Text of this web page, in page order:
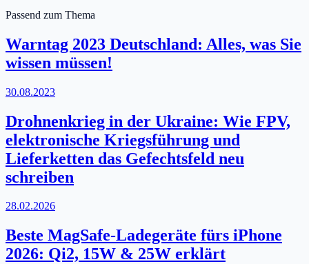
Passend zum Thema
Warntag 2023 Deutschland: Alles, was Sie
wissen müssen!
30.08.2023
Drohnenkrieg in der Ukraine: Wie FPV,
elektronische Kriegsführung und
Lieferketten das Gefechtsfeld neu
schreiben
28.02.2026
Beste MagSafe-Ladegeräte fürs iPhone
2026: Qi2, 15W & 25W erklärt